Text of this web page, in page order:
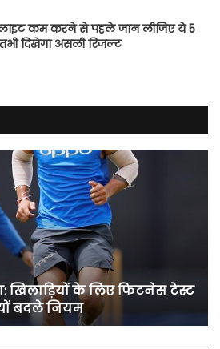
कम करने से पहले जान लीजिए ये 5
दिखेगा असली रिजल्ट
खिलाड़ियों के लिए फिटनेस टेस्ट
बदले नियम